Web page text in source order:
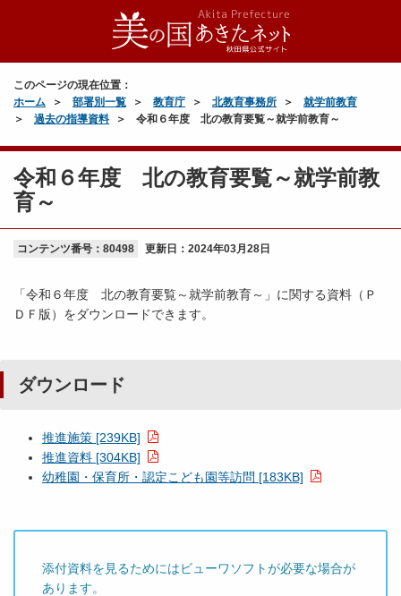
このページの現在位置：
ホーム
部署別一覧 教育庁 北教育事務所
就学前教育
過去の指導資料
令和６年度 北の教育要覧～就学前教育～
令和６年度 北の教育要覧～就学前教
育～
コンテンツ番号：80498 更新日： 2024年03月28日
「令和６年度 北の教育要覧～就学前教育～」に関する資料（Ｐ
ＤＦ版）をダウンロードできます。
ダウンロード
推進施策 [239KB]
推進資料 [304KB]
幼稚園・保育所・認定こども園等訪問 [183KB]
添付資料を見るためにはビューワソフトが必要な場合が
あります。